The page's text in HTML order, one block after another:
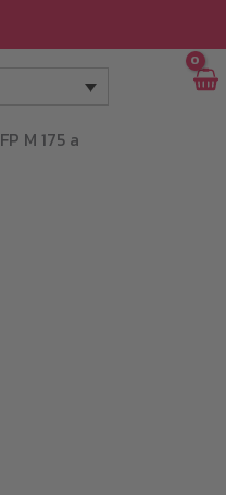
M 175 a